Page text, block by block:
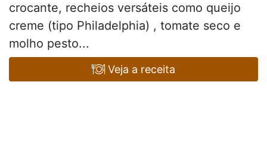
crocante, recheios versáteis como queijo
creme (tipo Philadelphia) , tomate seco e
molho pesto...
Veja a receita